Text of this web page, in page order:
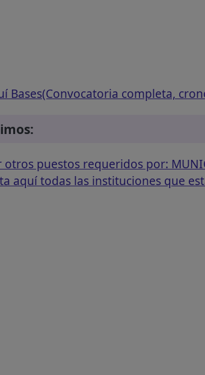
Bases(Convocatoria completa,
otros puestos requeridos por:
aquí todas las instituciones que